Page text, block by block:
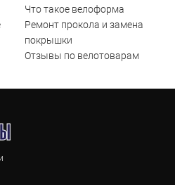
Что такое велоформа
Ремонт прокола и замена
покрышки
Отзывы по велотоварам